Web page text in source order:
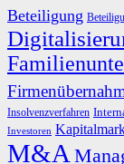
Beteiligung
Insolvenzverfahren
Investoren
M&A